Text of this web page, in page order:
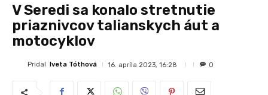
V Seredi sa konalo stretnutie
priaznivcov talianskych áut a
motocyklov
Pridal Iveta Tóthová 16. apríla 2023, 16:28 0